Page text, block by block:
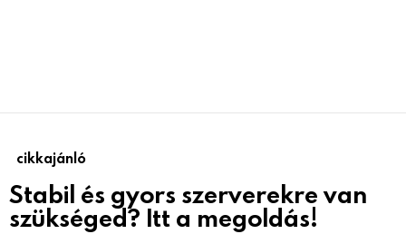
cikkajánló
Stabil és gyors szerverekre van
szükséged? Itt a megoldás!